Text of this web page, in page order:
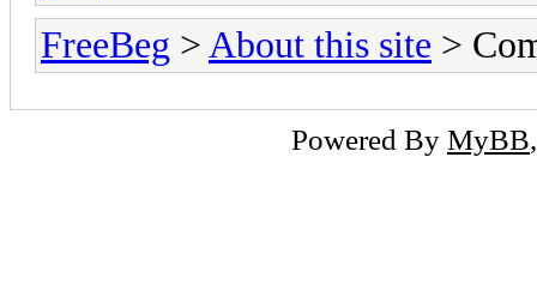
FreeBeg > About this site >
Powered By MyBB